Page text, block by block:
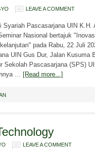
LEAVE A COMMENT
Pascasarjana UIN K.H.
Nasional bertajuk
pada Rabu, 22 Juli
UIN Gus Dur, Jalan Kusuma
Sekolah Pascasarjana (SPS)
… [Read more...]
LEAVE A COMMENT